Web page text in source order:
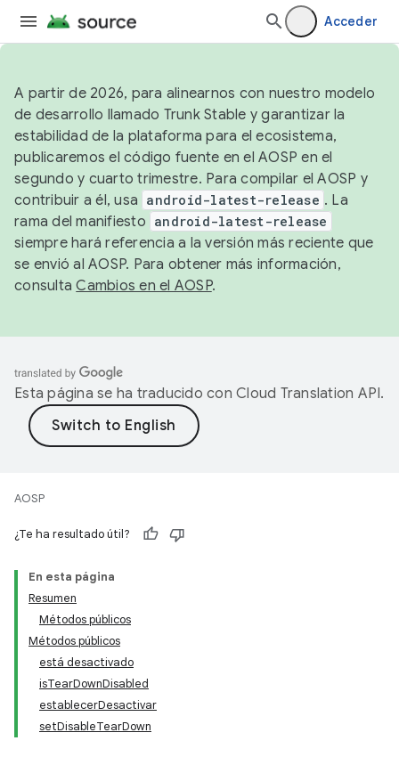
Acceder
A partir de 2026, para alinearnos con nuestro modelo
de desarrollo llamado Trunk Stable y garantizar la
estabilidad de la plataforma para el ecosistema,
publicaremos el código fuente en el AOSP en el
segundo y cuarto trimestre. Para compilar el AOSP y
contribuir a él, usa android-latest-release . La
rama del manifiesto android-latest-release
siempre hará referencia a la versión más reciente que
se envió al AOSP. Para obtener más información,
consultaCambios en el AOSP.
Esta página se ha traducido con Cloud Translation API.
AOSP
¿Te ha resultado útil?
En esta página
Resumen
Métodos públicos
Métodos públicos
está desactivado
isTearDownDisabled
establecerDesactivar
setDisableTearDown